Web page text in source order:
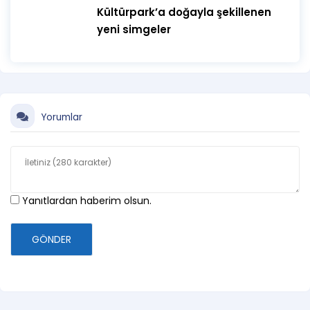
stantlarında imza)
stantlarında imza, Başvuru Kitapları, Çocuk & Gençlik,
Renan Özdemir ile imza günü. (KELİME YAYINLARI, kendi
27 EKİM PAZAR
10.30-12.00 Buğra Çoban ile imza-söyleşi
Kültürpark’a doğayla şekillenen
yeni simgeler
Yorumlar
Yanıtlardan haberim olsun.
GÖNDER